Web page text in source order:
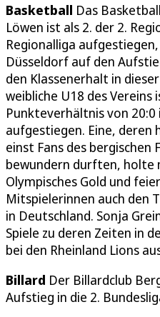
Basketball Das
Löwen ist als 2. der 2.
Regionalliga
Düsseldorf auf den
den Klassenerhalt in
weibliche U18 des Vereins
Punkteverhältnis von 20:0
aufgestiegen. Eine, deren
einst Fans des bergischen
bewundern durften, holte
Olympisches Gold und
Mitspielerinnen auch den
in Deutschland. Sonja
Spiele zu deren Zeiten in
bei den Rheinland Lions
Billard Der Billardclub
Aufstieg in die 2.